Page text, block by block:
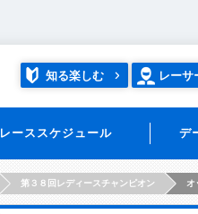
知る楽しむ レーサ
レーススケジュール デ
第３８回レディースチャンピオン オ